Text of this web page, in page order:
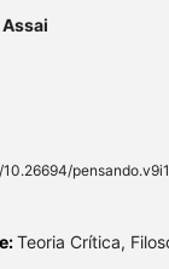
Teoria Crítica,